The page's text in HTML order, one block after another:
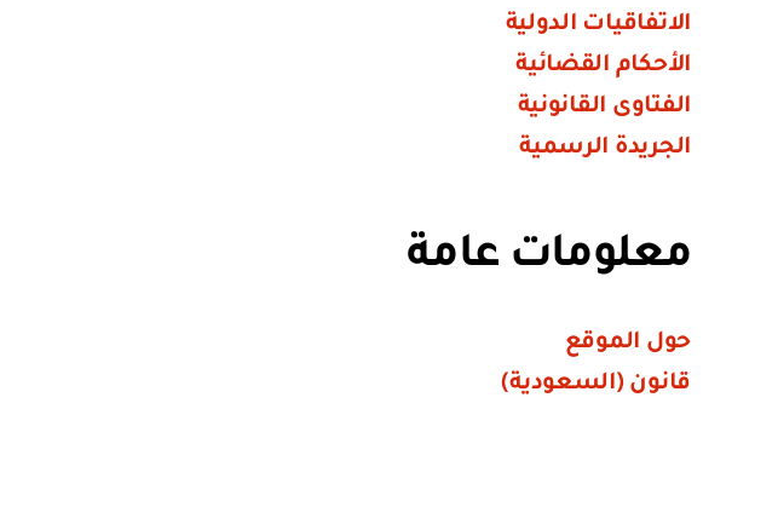
الاتفاقيات الدولية
الأحكام القضائية
الفتاوى القانونية
الجريدة الرسمية
معلومات عامة
حول الموقع
قانون (السعودية)